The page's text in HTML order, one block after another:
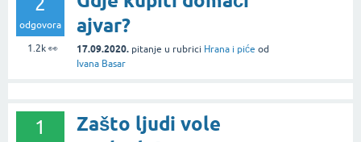
odgovora
1.2k👀
ajvar?
17.09.2020. pitanje u rubrici Hrana i piće od
Ivana Basar
1
Zašto ljudi vole